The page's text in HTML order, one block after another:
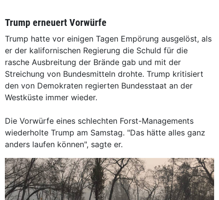
Trump erneuert Vorwürfe
Trump hatte vor einigen Tagen Empörung ausgelöst, als
er der kalifornischen Regierung die Schuld für die
rasche Ausbreitung der Brände gab und mit der
Streichung von Bundesmitteln drohte. Trump kritisiert
den von Demokraten regierten Bundesstaat an der
Westküste immer wieder.
Die Vorwürfe eines schlechten Forst-Managements
wiederholte Trump am Samstag. "Das hätte alles ganz
anders laufen können", sagte er.